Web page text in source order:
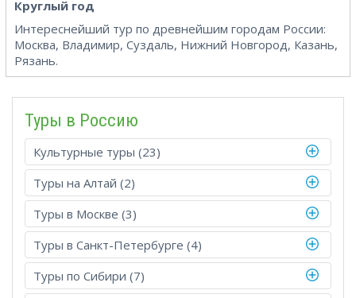
Круглый год
Интереснейший тур по древнейшим городам России:
Москва, Владимир, Суздаль, Нижний Новгород, Казань,
Рязань.
Туры в Росcию
Культурные туры (23)
Туры на Алтай (2)
Туры в Москве (3)
Туры в Санкт-Петербурге (4)
Туры по Сибири (7)